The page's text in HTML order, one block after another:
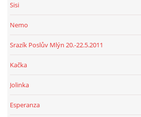
Sisi
Nemo
Srazík Poslův Mlýn 20.-22.5.2011
Kačka
Jolinka
Esperanza